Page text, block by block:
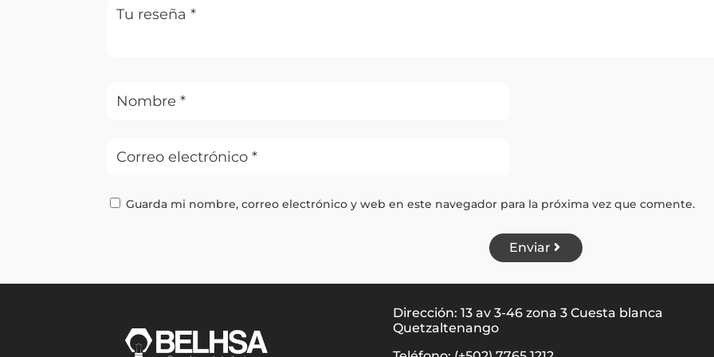
Guarda mi nombre, correo electrónico y web en este navegador para la próxima vez que comente.
Enviar
Dirección: 13 av 3-46 zona 3 Cuesta blanca
Quetzaltenango